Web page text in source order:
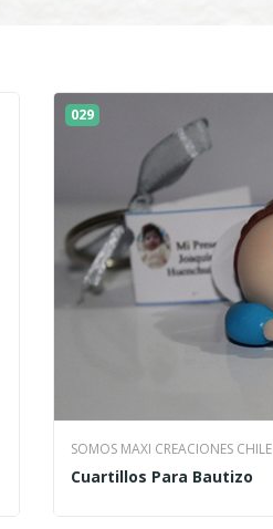
029
SOMOS MAXI CREACIONES CHILE
Cuartillos Para Bautizo